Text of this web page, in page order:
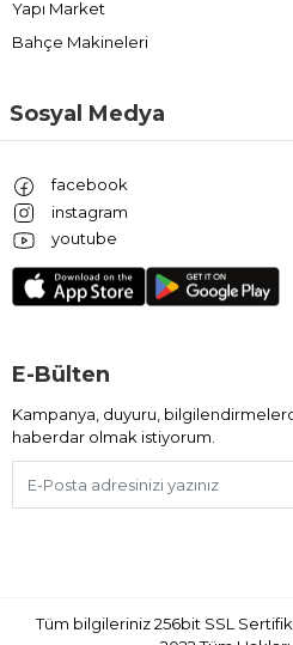
Yapı Market
Bahçe Makineleri
Sosyal Medya
facebook
instagram
youtube
E-Bülten
Kampanya, duyuru,
haberdar olmak istiyorum.
Tüm bilgileriniz 256bit SSL